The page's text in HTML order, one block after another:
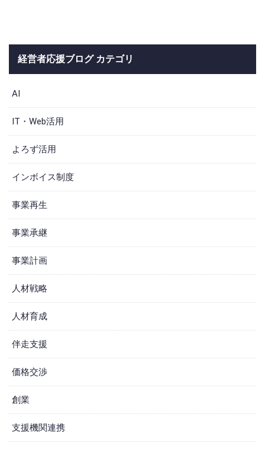
経営者応援ブログ カテゴリ
AI
IT・Web活用
よろず活用
インボイス制度
事業再生
事業承継
事業計画
人材戦略
人材育成
伴走支援
価格交渉
創業
支援機関連携